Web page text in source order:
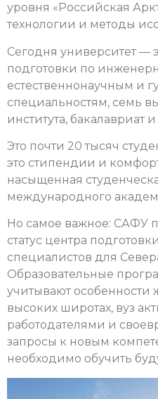
уровня «Российская
технологии и методы
Сегодня университет —
подготовки по
естественнонаучным и
специальностям, семь
института, бакалавриат
Это почти 20 тысяч
это стипендии и
насыщенная
международного
Но самое важное: САФУ
статус центра
специалистов для
Образовательные
учитывают особенности
высоких широтах, вуз
работодателями и
запросы к новым
необходимо обучить